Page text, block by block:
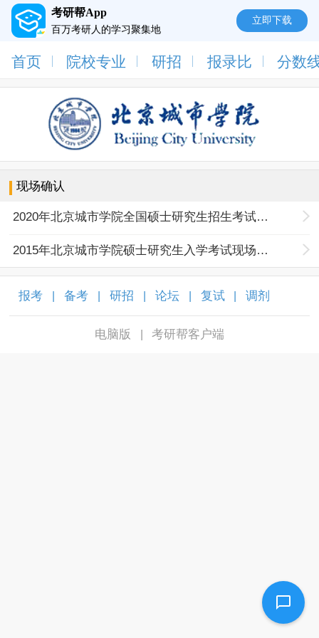
考研帮App
百万考研人的学习聚集地
立即下载
首页 院校专业 研招 报录比 分数
现场确认
2020年北京城市学院全国硕士研究生招生考试报名现场确认公告
2015年北京城市学院硕士研究生入学考试现场确认
报考 备考 研招 论坛 复试 调剂
电脑版 考研帮客户端